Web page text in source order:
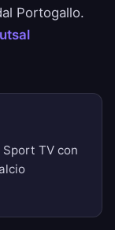
Portogallo.
TV con